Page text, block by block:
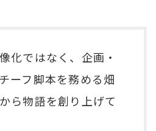
化ではなく、企画・
ーフ脚本を務める畑
ら物語を創り上げて